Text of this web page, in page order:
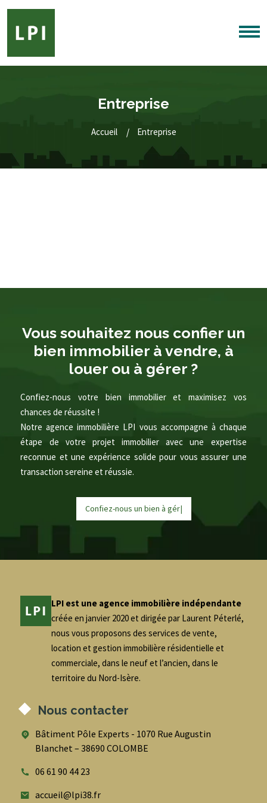
Entreprise
Accueil Entreprise
Vous souhaitez nous confier un
bien immobilier à vendre, à
louer ou à gérer ?
Confiez-nous votre bien immobilier et maximisez vos
chances de réussite !
Notre agence immobilière LPI vous accompagne à chaque
étape de votre projet immobilier avec une expertise
reconnue et une expérience solide pour vous assurer une
transaction sereine et réussie.
Confiez-nous un bien àgére
LPI est une agence immobilière indépendante
créée en janvier 2020 et dirigée par Laurent Péterlé,
nous vous proposons des services de vente,
location et gestion immobilière résidentielle et
commerciale, dans le neuf et l’ancien, dans le
territoire du Nord-Isère.
Nous contacter
Bâtiment Pôle Experts - 1070 Rue Augustin
Blanchet – 38690 COLOMBE
06 61 90 44 23
accueil@lpi38.fr